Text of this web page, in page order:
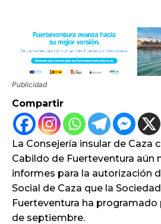
Publicidad
Compartir
La Consejería insular de Caza
Cabildo de Fuerteventura aún
informes para la autorización
Social de Caza que la
Fuerteventura ha programado
de septiembre.